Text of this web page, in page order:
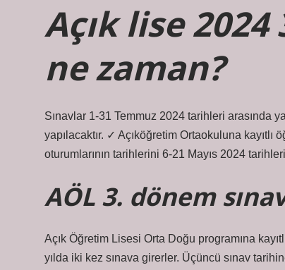
Açık lise
ne zaman?
Sınavlar 1-31 Temmuz 2024 tarihleri ​​arasında
yapılacaktır. ✓ Açıköğretim Ortaokuluna kayıtlı
oturumlarının tarihlerini 6-21 Mayıs 2024
AÖL 3. dönem
Açık Öğretim Lisesi Orta Doğu programına
yılda iki kez sınava girerler. Üçüncü sınav